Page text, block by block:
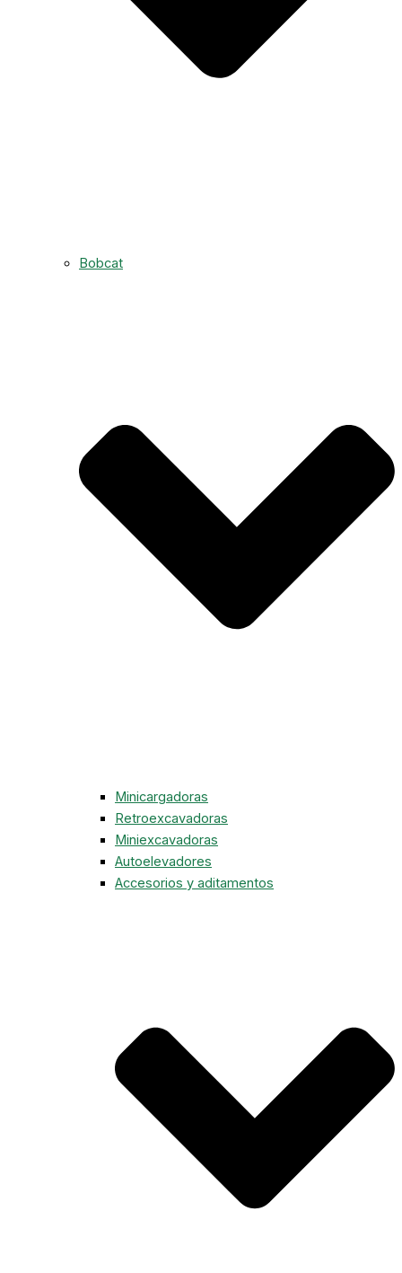
Bobcat
Minicargadoras
Retroexcavadoras
Miniexcavadoras
Autoelevadores
Accesorios y aditamentos